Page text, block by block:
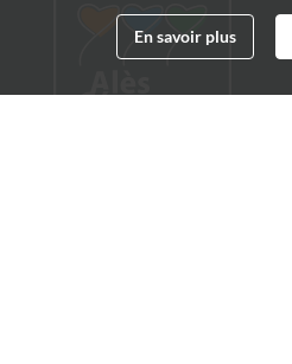
En savoir plus